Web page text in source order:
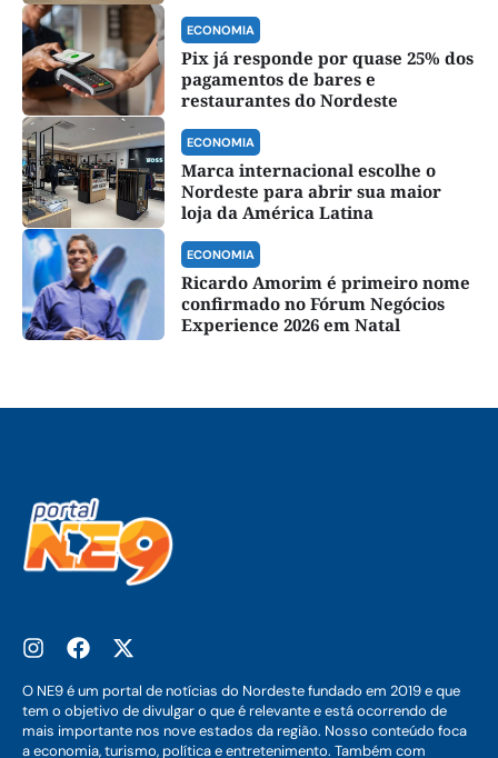
ECONOMIA
Pix já responde por quase 25% dos
pagamentos de bares e
restaurantes do Nordeste
ECONOMIA
Marca internacional escolhe o
Nordeste para abrir sua maior
loja da América Latina
ECONOMIA
Ricardo Amorim é primeiro nome
confirmado no Fórum Negócios
Experience 2026 em Natal
O NE9 é um portal de notícias do Nordeste fundado em 2019 e que
tem o objetivo de divulgar o que é relevante e está ocorrendo de
mais importante nos nove estados da região. Nosso conteúdo foca
a economia, turismo, política e entretenimento. Também com